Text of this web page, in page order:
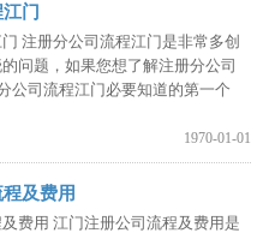
门
注册分公司流程江门是非常多创
问题，如果您想了解注册分公司
公司流程江门必要知道的第一个
1970-01-01
及费用
费用 江门注册公司流程及费用是